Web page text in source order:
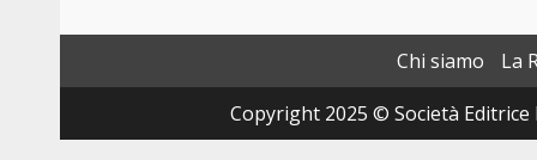
Chi siamo
La
Copyright 2025 © Società